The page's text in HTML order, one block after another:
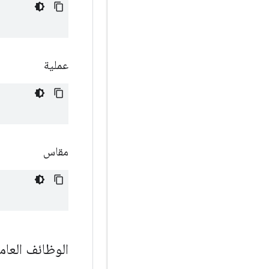
عملية
مقاس
الوظائف